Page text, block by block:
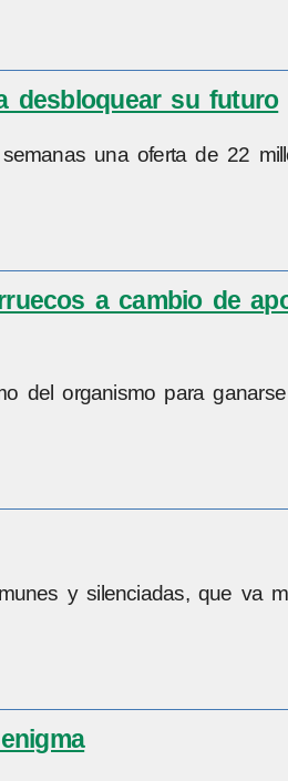
desbloquear su futuro
una oferta de 22
a cambio de
del organismo para
y silenciadas, que va